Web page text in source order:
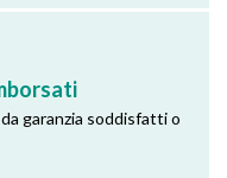
garanzia soddisfatti o